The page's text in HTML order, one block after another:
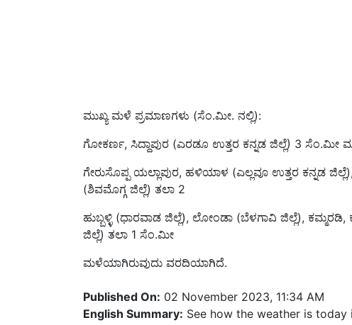
ಗೋಕರ್ಣ, ಸಿದ್ದಾಪುರ (ಎರಡೂ ಉತ್ತರ ಕನ್ನಡ ಜಿಲ್ಲೆ) 3
ಗೇರುಸೊಪ್ಪ ಯಲ್ಲಾಪುರ, ಹಳಿಯಾಳ (ಎಲ್ಲವೂ ಉತ್ತರ ಕನ್ನಡ
(ಶಿವಮೊಗ್ಗ ಜಿಲ್ಲೆ) ತಲಾ 2
ಹುಬ್ಬಳ್ಳಿ (ಧಾರವಾಡ ಜಿಲ್ಲೆ), ಲೋಂಡಾ (ಬೆಳಗಾವಿ ಜಿಲ್ಲೆ), ಕಮ್ಮರಡಿ,
ಜಿಲ್ಲೆ) ತಲಾ 1 ಸೆಂ.ಮೀ
ಮಳೆಯಾಗಿರುವುದು ವರದಿಯಾಗಿದೆ.
English Summary:See how the weather is today